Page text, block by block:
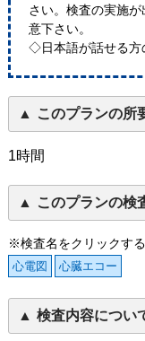
さい。検査の実施
意下さい。
◇日本語が話せる方
このプランの所
1時間
このプランの検
※検査名をクリックす
心電図 心臓エコー
検査内容につい